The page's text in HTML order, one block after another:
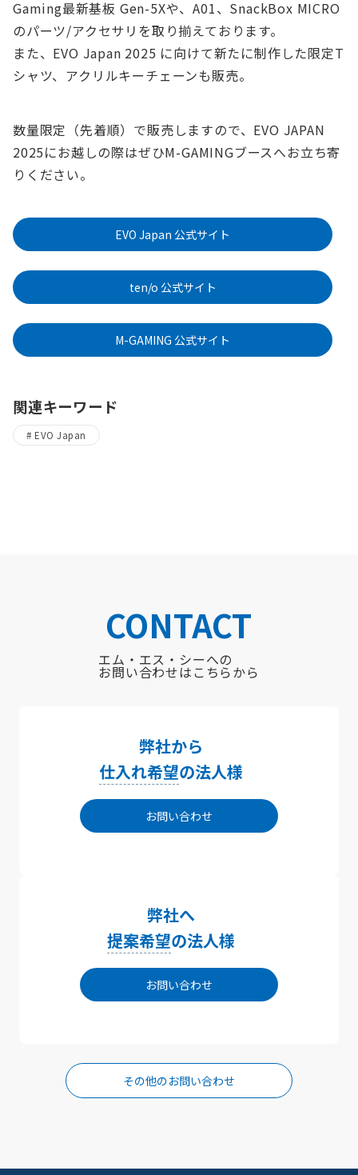
Gaming最新基板 Gen-5Xや、A01、SnackBox MICRO
のパーツ/アクセサリを取り揃えております。
また、EVO Japan 2025 に向けて新たに制作した限定T
シャツ、アクリルキーチェーンも販売。
数量限定（先着順）で販売しますので、EVO JAPAN
2025にお越しの際はぜひM-GAMINGブースへお立ち寄
りください。
EVO Japan 公式サイト
ten/o 公式サイト
M-GAMING 公式サイト
関連キーワード
EVO Japan
CONTACT
エム・エス・シーへの
お問い合わせはこちらから
弊社から
仕入れ希望の法人様
お問い合わせ
弊社へ
提案希望の法人様
お問い合わせ
その他のお問い合わせ